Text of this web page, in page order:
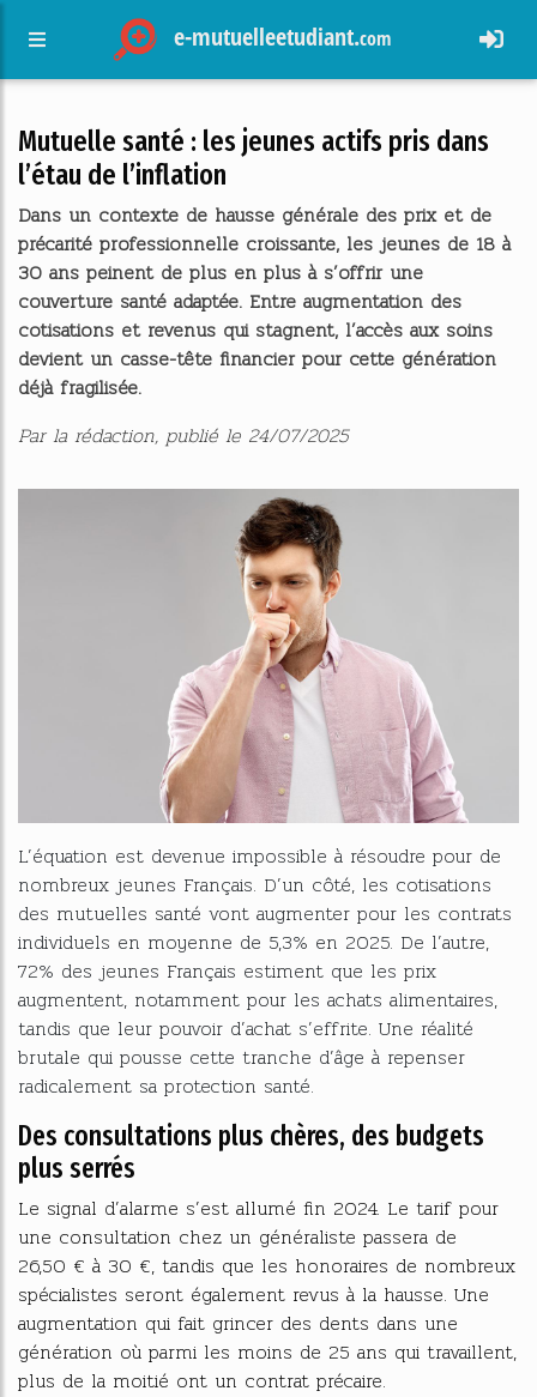
e-mutuelleetudiant.com
Mutuelle santé : les jeunes actifs pris dans
l’étau de l’inflation
Dans un contexte de hausse générale des prix et de
précarité professionnelle croissante, les jeunes de 18 à
30 ans peinent de plus en plus à s’offrir une
couverture santé adaptée. Entre augmentation des
cotisations et revenus qui stagnent, l’accès aux soins
devient un casse-tête financier pour cette génération
déjà fragilisée.
Par la rédaction, publié le 24/07/2025
L’équation est devenue impossible à résoudre pour de
nombreux jeunes Français. D’un côté, les cotisations
des mutuelles santé vont augmenter pour les contrats
individuels en moyenne de 5,3% en 2025. De l’autre,
72% des jeunes Français estiment que les prix
augmentent, notamment pour les achats alimentaires,
tandis que leur pouvoir d’achat s’effrite. Une réalité
brutale qui pousse cette tranche d’âge à repenser
radicalement sa protection santé.
Des consultations plus chères, des budgets
plus serrés
Le signal d’alarme s’est allumé fin 2024. Le tarif pour
une consultation chez un généraliste passera de
26,50 € à 30 €, tandis que les honoraires de nombreux
spécialistes seront également revus à la hausse. Une
augmentation qui fait grincer des dents dans une
génération où parmi les moins de 25 ans qui travaillent,
plus de la moitié ont un contrat précaire.